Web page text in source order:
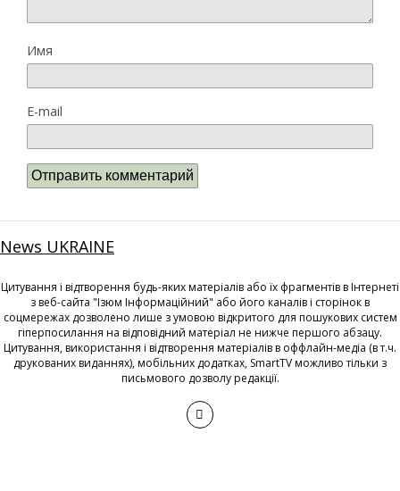
Имя
E-mail
News UKRAINE
Цитування і відтворення будь-яких матеріалів або їх фрагментів в Інтернеті
з веб-сайта "Ізюм Інформаційний" або його каналів і сторінок в
соцмережах дозволено лише з умовою відкритого для пошукових систем
гіперпосилання на відповідний матеріал не нижче першого абзацу.
Цитування, використання і відтворення матеріалів в оффлайн-медіа (в т.ч.
друкованих виданнях), мобільних додатках, SmartTV можливо тільки з
письмового дозволу редакції.